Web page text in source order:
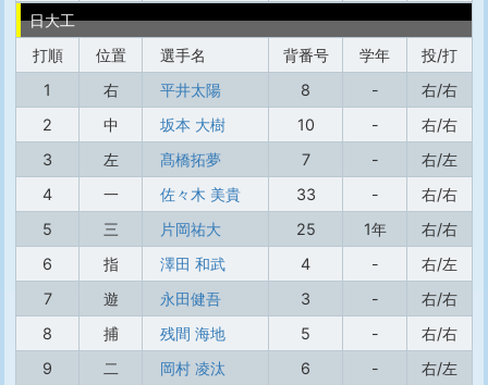
日大工
打順
位置 選手名 背番号 学年
投/打
1
右 平井太陽 8 -
右/右
2
中 坂本 大樹 10 -
右/右
3
左 髙橋拓夢 7 -
右/左
4
一 佐々木 美貴 33 -
右/右
5
三 片岡祐大 25 1年
右/右
6
指 澤田 和武 4 -
右/左
7
遊 永田健吾 3 -
右/右
8
捕 残間 海地 5 -
右/右
9
二 岡村 凌汰 6 -
右/左